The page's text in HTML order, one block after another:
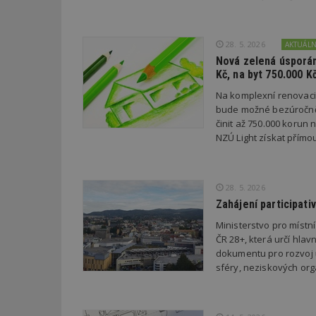
28. 5. 2026
Nová zelená
Kč, na byt 750.000
Na komplexní
bude možné
činit až 750.000 korun
NZÚ Light získat
28. 5. 2026
Zahájení
Ministerstvo pro
ČR 28+, která určí
dokumentu pro rozvoj
sféry, neziskových
Název
Doména
_gid
Google
.estav.cz
_ga
Google
.estav.cz
CMID
TDID
uid
test_cookie
Název
test
mobile
sssp_session
tu
Gdyn
c
_hjSession_170189
Gtest
C
bm2uu
ibbid